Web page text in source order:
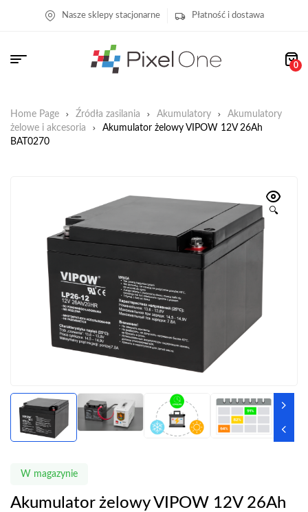
Nasze sklepy stacjonarne Płatność i dostawa
0
Home Page Źródła zasilania Akumulatory
Akumulatory
żelowe i akcesoria
Akumulator żelowy VIPOW 12V 26Ah
BAT0270
🔍
W magazynie
Akumulator żelowy VIPOW 12V 26Ah